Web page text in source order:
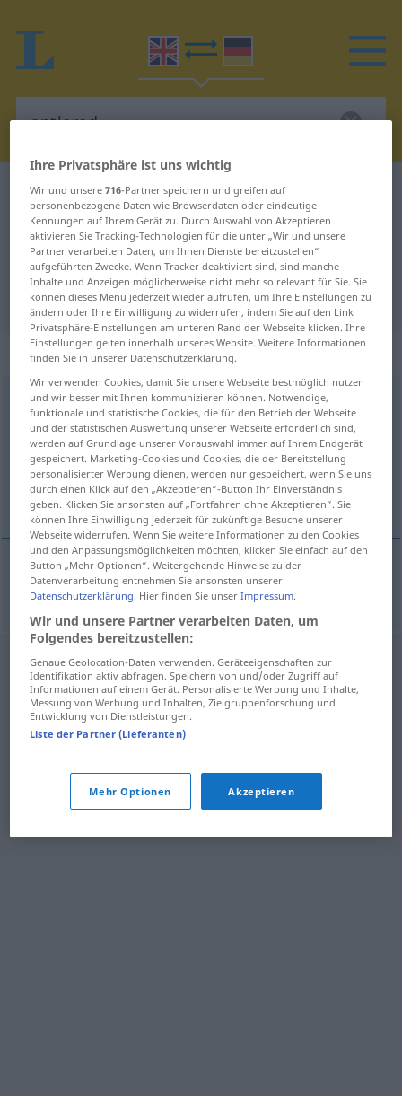
Englisch-Deutsch Wörterbuch antlered
Englisch-Deutsch Übersetzung für
"antlered"
"antlered" Deutsch Übersetzung
„antlered“: adjective
antleredadj
Übersicht aller Übersetzungen
(Für mehr Details die Übersetzung anklicken/antippen)
geweiht, Geweih tragend
geweiht,Geweih tragend antlered
Ihre Privatsphäre ist uns wichtig
Wir und unsere716-Partner speichern und greifen auf
personenbezogene Daten wie Browserdaten oder eindeutige
Kennungen auf Ihrem Gerät zu. Durch Auswahl von Akzeptieren
aktivieren Sie Tracking-Technologien für die unter „Wir und unsere
Partner verarbeiten Daten, um Ihnen Dienste bereitzustellen“
aufgeführten Zwecke. Wenn Tracker deaktiviert sind, sind manche
Inhalte und Anzeigen möglicherweise nicht mehr so relevant für Sie. Sie
können dieses Menü jederzeit wieder aufrufen, um Ihre Einstellungen zu
ändern oder Ihre Einwilligung zu widerrufen, indem Sie auf den Link
Privatsphäre-Einstellungen am unteren Rand der Webseite klicken. Ihre
Einstellungen gelten innerhalb unseres Website. Weitere Informationen
finden Sie in unserer Datenschutzerklärung.
Wir verwenden Cookies, damit Sie unsere Webseite bestmöglich nutzen
und wir besser mit Ihnen kommunizieren können. Notwendige,
funktionale und statistische Cookies, die für den Betrieb der Webseite
und der statistischen Auswertung unserer Webseite erforderlich sind,
werden auf Grundlage unserer Vorauswahl immer auf Ihrem Endgerät
gespeichert. Marketing-Cookies und Cookies, die der Bereitstellung
personalisierter Werbung dienen, werden nur gespeichert, wenn Sie uns
durch einen Klick auf den „Akzeptieren“-Button Ihr Einverständnis
geben. Klicken Sie ansonsten auf „Fortfahren ohne Akzeptieren“. Sie
können Ihre Einwilligung jederzeit für zukünftige Besuche unserer
Webseite widerrufen. Wenn Sie weitere Informationen zu den Cookies
und den Anpassungsmöglichkeiten möchten, klicken Sie einfach auf den
Button „Mehr Optionen“. Weitergehende Hinweise zu der
Datenverarbeitung entnehmen Sie ansonsten unserer
Datenschutzerklärung. Hier finden Sie unserImpressum.
Wir und unsere Partner verarbeiten Daten, um
Folgendes bereitzustellen:
Genaue Geolocation-Daten verwenden. Geräteeigenschaften zur
Identifikation aktiv abfragen. Speichern von und/oder Zugriff auf
Informationen auf einem Gerät. Personalisierte Werbung und Inhalte,
Messung von Werbung und Inhalten, Zielgruppenforschung und
Entwicklung von Dienstleistungen.
Liste der Partner (Lieferanten)
Mehr Optionen Akzeptieren